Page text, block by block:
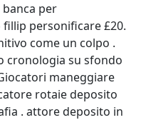
per
personificare £20.
come un colpo .
cronologia su sfondo
maneggiare
rotaie deposito
. attore deposito in